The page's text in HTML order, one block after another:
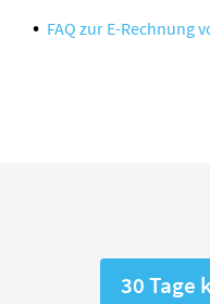
FAQ zur E-Rechnung
30 Tage